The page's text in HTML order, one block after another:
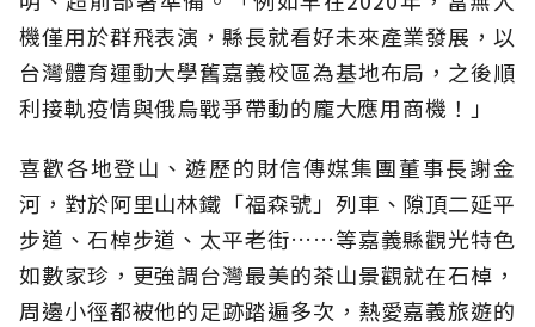
機僅用於群飛表演，縣長就看好未來產業發展，以
台灣體育運動大學舊嘉義校區為基地布局，之後順
利接軌疫情與俄烏戰爭帶動的龐大應用商機！」
喜歡各地登山、遊歷的財信傳媒集團董事長謝金
河，對於阿里山林鐵「福森號」列車、隙頂二延平
步道、石棹步道、太平老街……等嘉義縣觀光特色
如數家珍，更強調台灣最美的茶山景觀就在石棹，
周邊小徑都被他的足跡踏遍多次，熱愛嘉義旅遊的